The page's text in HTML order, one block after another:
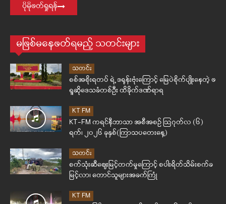
ပိုမိုဖတ်ရှုရန်
မဖြစ်မနေဖတ်ရမည့် သတင်းများ
သတင်း
စစ်အစိုးရတပ် ရဲ့ ဒရုန်းဗုံးကြောင့် မြေပဲစိုက်ပျိုးနေတဲ့ ဖ
ရူဆိုဒေသခံတစ်ဦး ထိခိုက်ဒဏ်ရာရ
KT FM
KT-FM ကရင်နီဘာသာ အစီအစဉ် ဩဂုတ်လ (၆)
ရက်၊ ၂၀၂၆ ခုနှစ်(ကြာသပတေးနေ့)
သတင်း
စက်သုံးဆီဈေးမြင့်တက်မှုကြောင့် စပါးရိတ်သိမ်းစက်ခ
မြင့်လာ၊ တောင်သူများအခက်ကြုံ
KT FM